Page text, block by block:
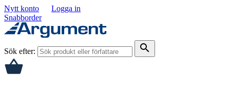
Nytt konto
Logga in
Snabborder
Sök efter: search